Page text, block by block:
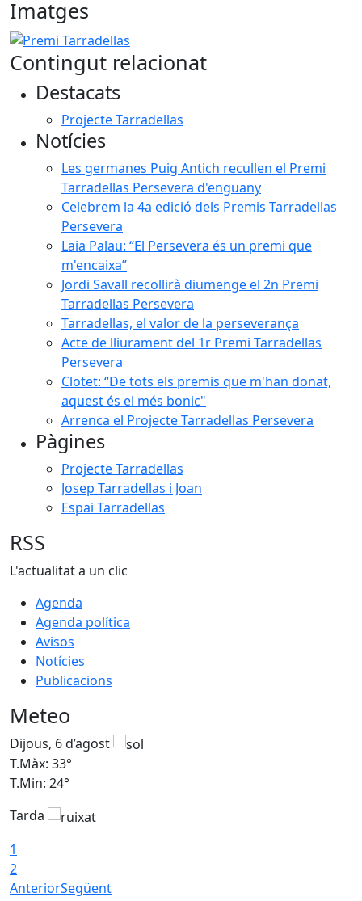
Imatges
Premi Tarradellas
Contingut relacionat
Destacats
Projecte Tarradellas
Notícies
Les germanes Puig Antich recullen el Premi
Tarradellas Persevera d'enguany
Celebrem la 4a edició dels Premis Tarradellas
Persevera
Laia Palau: “El Persevera és un premi que
m'encaixa”
Jordi Savall recollirà diumenge el 2n Premi
Tarradellas Persevera
Tarradellas, el valor de la perseverança
Acte de lliurament del 1r Premi Tarradellas
Persevera
Clotet: “De tots els premis que m'han donat,
aquest és el més bonic"
Arrenca el Projecte Tarradellas Persevera
Pàgines
Projecte Tarradellas
Josep Tarradellas i Joan
Espai Tarradellas
RSS
L'actualitat a un clic
Agenda
Agenda política
Avisos
Notícies
Publicacions
Meteo
Dijous, 6 d’agost
T.Màx: 33°
T.Min: 24°
Tarda
1
2
AnteriorSegüent